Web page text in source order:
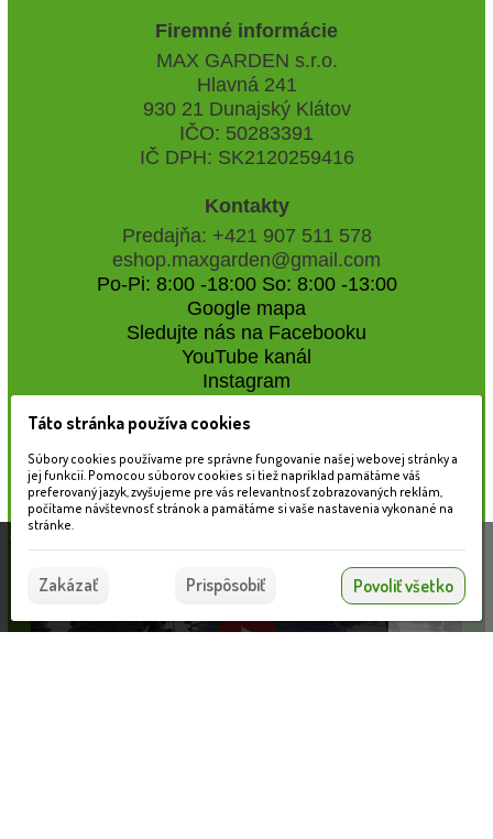
Firemné informácie
MAX GARDEN s.r.o.
Hlavná 241
930 21 Dunajský Klátov
IČO: 50283391
IČ DPH: SK2120259416
Kontakty
Predajňa: +421 907 511 578
eshop.maxgarden@gmail.com
Po-Pi: 8:00 -18:00 So: 8:00 -13:00
Google mapa
Sledujte nás na Facebooku
YouTube kanál
Instagram
Naše záhradné centrum
Táto stránka používa súbory cookies, ktoré nám
pomáhajú poskytovať služby. Používaním našich
služieb vyjadrujete súhlas s používaním súborov
Súhlasím
Táto stránka používa cookies
Súbory cookies používame pre správne fungovanie našej webovej stránky a
jej funkcií. Pomocou súborov cookies si tiež napríklad pamätáme váš
preferovaný jazyk, zvyšujeme pre vás relevantnosť zobrazovaných reklám,
počítame návštevnosť stránok a pamätáme si vaše nastavenia vykonané na
stránke.
Zakázať Prispôsobiť Povoliť všetko